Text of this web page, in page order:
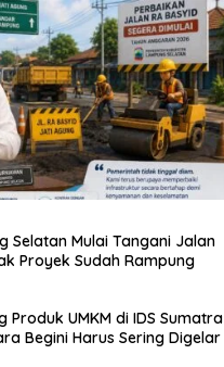
Selatan Mulai Tangani Jalan
Proyek Sudah Rampung
Produk UMKM di IDS Sumatra
Begini Harus Sering Digelar